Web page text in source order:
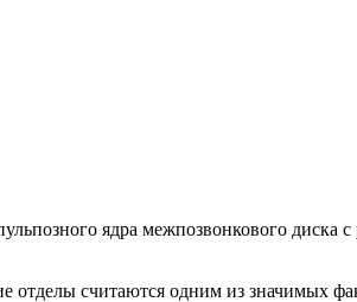
ядра межпозвонкового диска
считаются одним из значимых